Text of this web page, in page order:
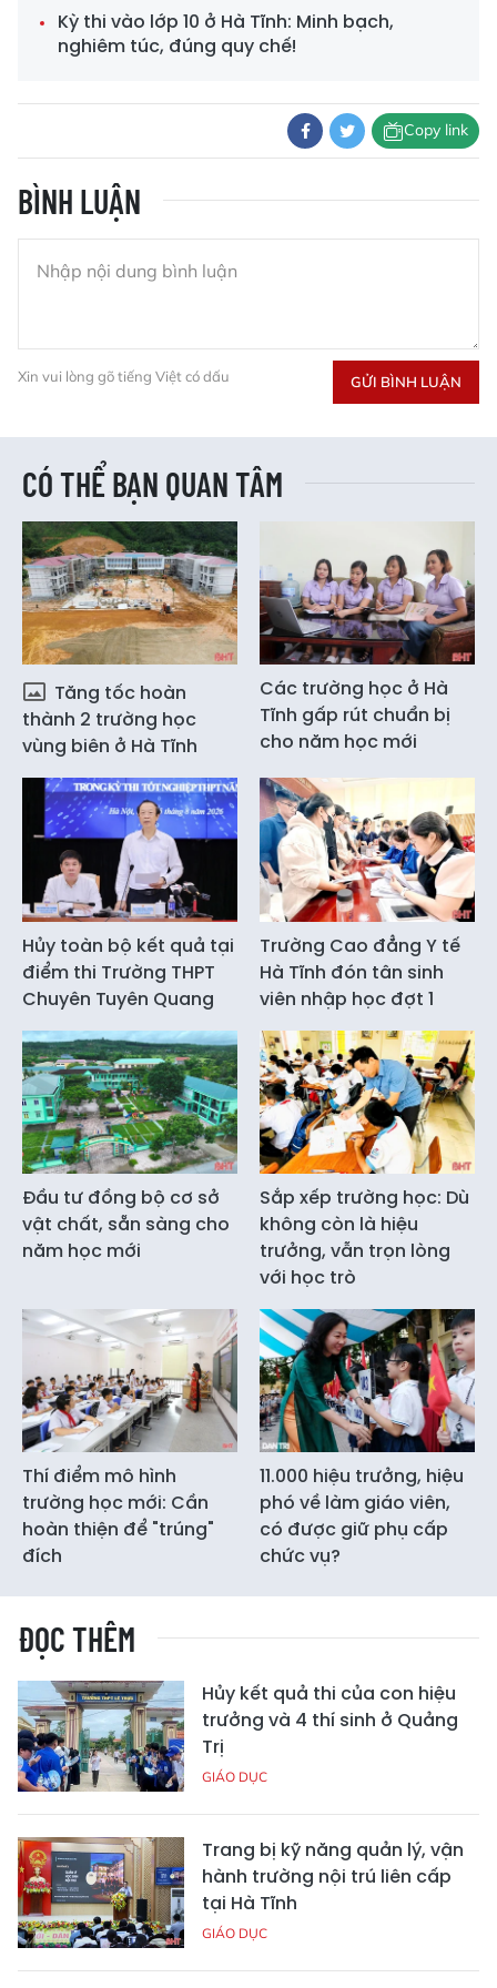
Kỳ thi vào lớp 10 ở Hà Tĩnh: Minh bạch,
nghiêm túc, đúng quy chế!
Copy link
BÌNH LUẬN
Xin vui lòng gõ tiếng Việt có dấu GỬI BÌNH LUẬN
CÓ THỂ BẠN QUAN TÂM
Tăng tốc hoàn
thành 2 trường học
vùng biên ở Hà Tĩnh
Các trường học ở Hà
Tĩnh gấp rút chuẩn bị
cho năm học mới
Hủy toàn bộ kết quả tại
điểm thi Trường THPT
Chuyên Tuyên Quang
Trường Cao đẳng Y tế
Hà Tĩnh đón tân sinh
viên nhập học đợt 1
Đầu tư đồng bộ cơ sở
vật chất, sẵn sàng cho
năm học mới
Sắp xếp trường học: Dù
không còn là hiệu
trưởng, vẫn trọn lòng
với học trò
Thí điểm mô hình
trường học mới: Cần
hoàn thiện để "trúng"
đích
11.000 hiệu trưởng, hiệu
phó về làm giáo viên,
có được giữ phụ cấp
chức vụ?
ĐỌC THÊM
Hủy kết quả thi của con hiệu
trưởng và 4 thí sinh ở Quảng
Trị
GIÁO DỤC
Trang bị kỹ năng quản lý, vận
hành trường nội trú liên cấp
tại Hà Tĩnh
GIÁO DỤC